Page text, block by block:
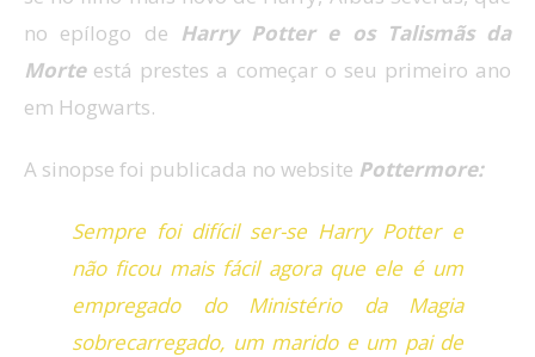
no epílogo de Harry Potter e os Talismãs da
Morte está prestes a começaro seu primeiro ano
em Hogwarts.
A sinopse foi publicada no website Pottermore:
Sempre foi difícil ser-se Harry Potter e
não ficou mais fácil agora que ele é um
empregado do Ministério da Magia
sobrecarregado, um marido e um pai de